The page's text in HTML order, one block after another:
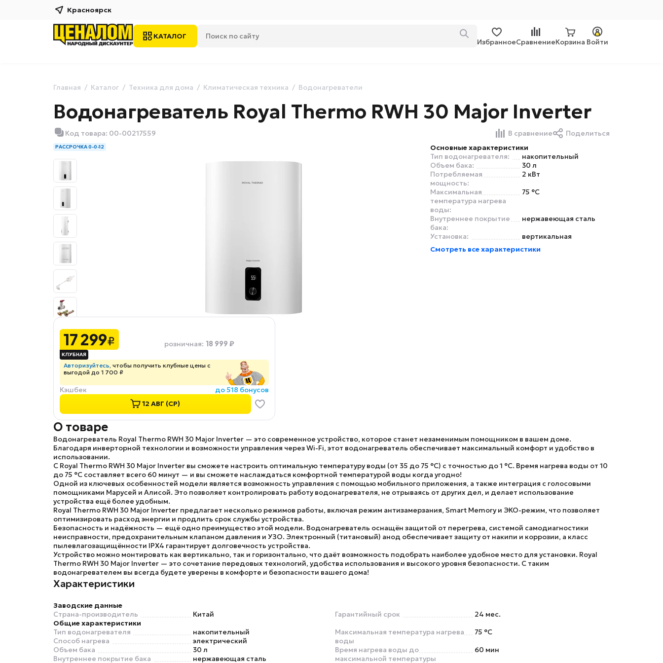
Красноярск
КАТАЛОГ
ИзбранноеСравнениеКорзина Войти
Главная Каталог Техника для дома Климатическая техника Водонагреватели
Водонагреватель Royal Thermo RWH 30 Major Inverter
Код товара: 00-00217559 В сравнение Поделиться
РАССРОЧКА 0-0-12
Основные характеристики
Тип водонагревателя:
накопительный
Объем бака:
30 л
Потребляемая
мощность:
2 кВт
Максимальная
температура нагрева
воды:
75 °С
Внутреннее покрытие
бака:
нержавеющая сталь
Установка:
вертикальная
Смотреть все характеристики
17 299₽ розничная: 18 999 ₽
Авторизуйтесь, чтобы получить клубные цены с
выгодой до 1 700 ₽
Кэшбек
до 518 бонусов
12 АВГ (СР)
О товаре
Водонагреватель Royal Thermo RWH 30 Major Inverter — это современное устройство, которое станет незаменимым помощником в вашем доме.
Благодаря инверторной технологии и возможности управления через Wi-Fi, этот водонагреватель обеспечивает максимальный комфорт и удобство в
использовании.
С Royal Thermo RWH 30 Major Inverter вы сможете настроить оптимальную температуру воды (от 35 до 75 °С) с точностью до 1 °С. Время нагрева воды от 10
до 75 °С составляет всего 60 минут — и вы сможете наслаждаться комфортной температурой воды когда угодно!
Одной из ключевых особенностей модели является возможность управления с помощью мобильного приложения, а также интеграция с голосовыми
помощниками Марусей и Алисой. Это позволяет контролировать работу водонагревателя, не отрываясь от других дел, и делает использование
устройства ещё более удобным.
Royal Thermo RWH 30 Major Inverter предлагает несколько режимов работы, включая режим антизамерзания, Smart Memory и ЭКО-режим, что позволяет
оптимизировать расход энергии и продлить срок службы устройства.
Безопасность и надёжность — ещё одно преимущество этой модели. Водонагреватель оснащён защитой от перегрева, системой самодиагностики
неисправности, предохранительным клапаном давления и УЗО. Электронный (титановый) анод обеспечивает защиту от накипи и коррозии, а класс
пылевлагозащищённости IPX4 гарантирует долговечность устройства.
Устройство можно монтировать как вертикально, так и горизонтально, что даёт возможность подобрать наиболее удобное место для установки. Royal
Thermo RWH 30 Major Inverter — это сочетание передовых технологий, удобства использования и высокого уровня безопасности. С таким
водонагревателем вы всегда будете уверены в комфорте и безопасности вашего дома!
Характеристики
Заводские данные
Страна-производитель
Китай Гарантийный срок
24 мес.
Общие характеристики
Тип водонагревателя
накопительный
Способ нагрева
электрический
Объем бака
30 л
Внутреннее покрытие бака
нержавеющая сталь
Максимальная температура нагрева
воды
75 °С
Время нагрева воды до
максимальной температуры
60 мин